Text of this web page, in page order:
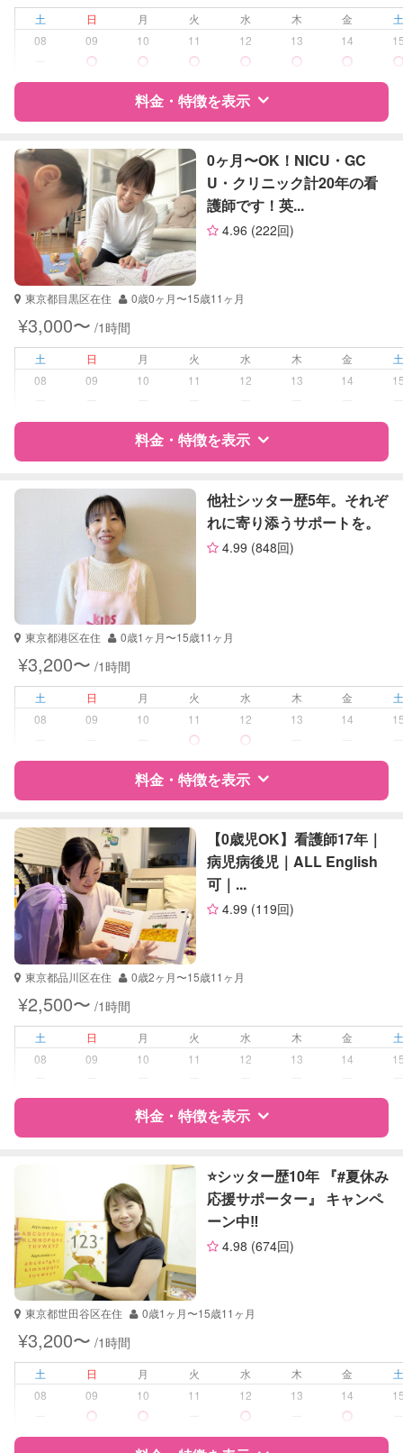
受験対策 高校受験
中学生
高校生
対応科目
国語
算数
理科
社会
英語
土 日 月 火 水 木 金
08
09 10 11 12 13 14
料金・特徴を表示
特徴 料金 レビュー
サポートの特徴
資格
企業型割引対象(旧内閣府補助対象)
自治体届出済ベビーシッター
看護師
受験対策
学校/塾の補習・宿題
小学生
国語
数学
古文
日本史
英検
0ヶ月〜OK！NICU・GC
U・クリニック計20年の看
護師です！英...
4.96 (222回)
東京都目黒区在住 0歳0ヶ月〜15歳11ヶ月
¥3,000〜 /1時間
土 日 月 火 水 木 金
08
09 10 11 12 13 14
料金・特徴を表示
特徴 料金 レビュー
サポートの特徴
看護師
保健師
受験対策 中学受験
小学生
理科
社会
英語
数学
英会話
TOEIC
英検
他社シッター歴5年。それぞ
れに寄り添うサポートを。
4.99 (848回)
東京都港区在住 0歳1ヶ月〜15歳11ヶ月
¥3,200〜 /1時間
土 日 月 火 水 木 金
08
09 10 11 12 13 14
料金・特徴を表示
特徴 料金 レビュー
サポートの特徴
資格
企業型割引対象(旧内閣府補助対象)
自治体届出済ベビーシッター
幼稚園教諭
ドゥーラ協会認定産後ドゥーラ
受験対策 小学校受験
なし
【0歳児OK】看護師17年｜
病児病後児｜ALL English
可｜...
4.99 (119回)
東京都品川区在住 0歳2ヶ月〜15歳11ヶ月
¥2,500〜 /1時間
土 日 月 火 水 木 金
08
09 10 11 12 13 14
料金・特徴を表示
レビュー
サポートの特徴
資格
企業型割引対象(旧内閣府補助対象)
自治体届出済ベビーシッター
看護師
受験対策
学校/塾の補習・宿題
小学生
⭐️シッター歴10年 『#夏休み
応援サポーター』 キャンペ
ーン中‼️
4.98 (674回)
東京都世田谷区在住 0歳1ヶ月〜15歳11ヶ月
¥3,200〜 /1時間
土 日 月 火 水 木 金
08
09 10 11 12 13 14